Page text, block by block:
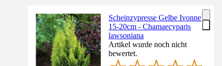
Scheinzypresse Gelbe Ivonne
15-20cm - Chamaecyparis
lawsoniana
Artikel wurde noch nicht
bewertet.